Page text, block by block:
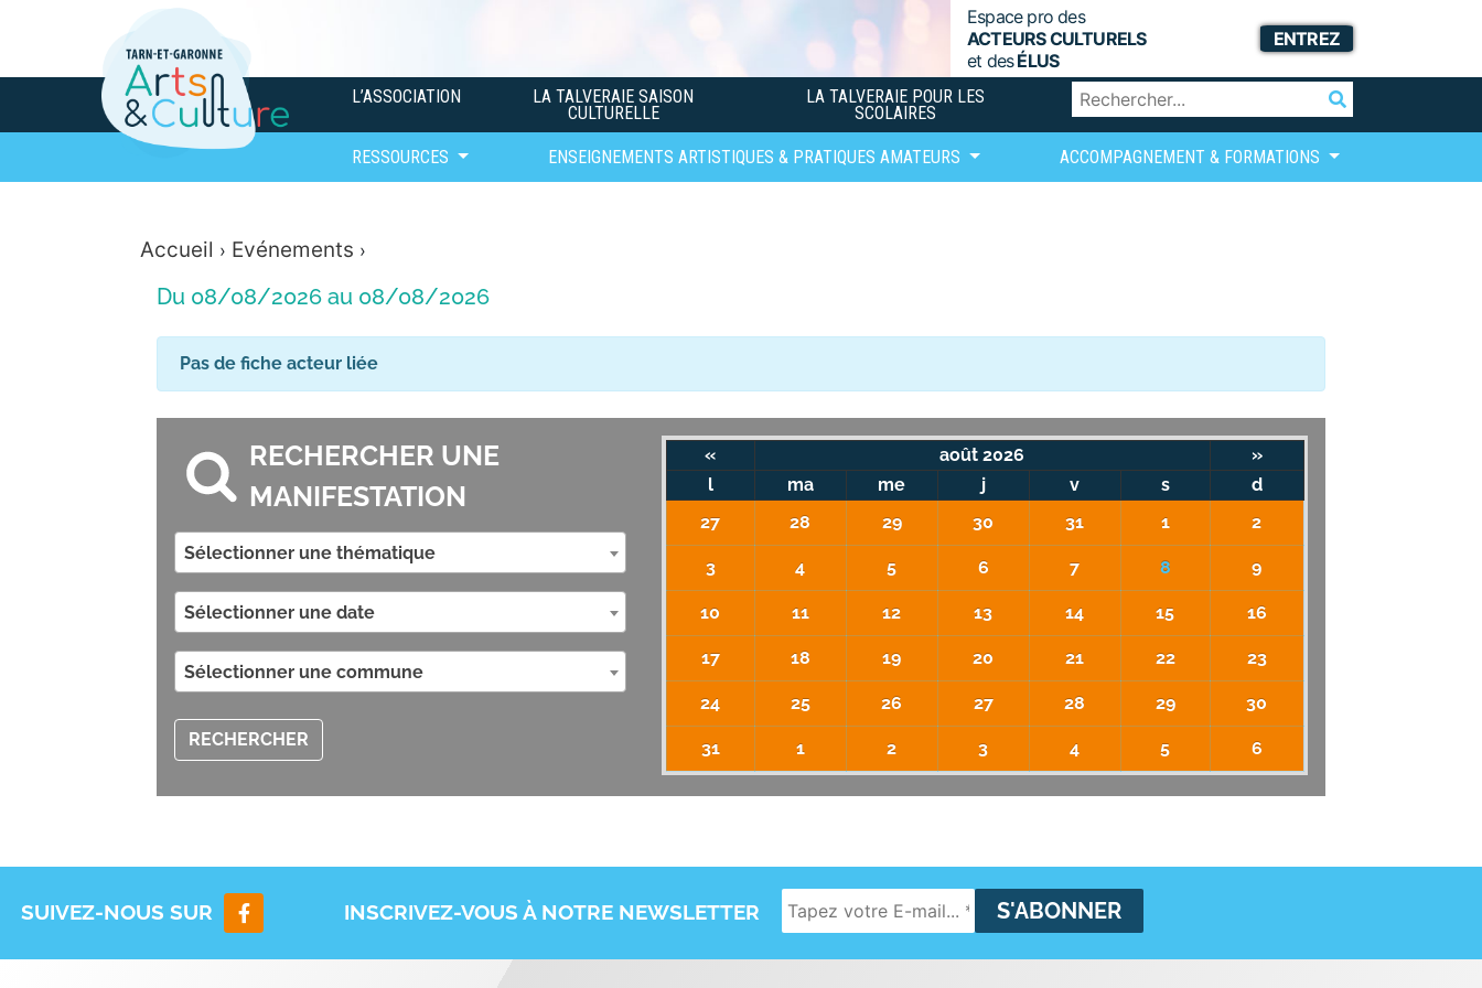
Espace pro des
ACTEURS CULTURELS
et desÉLUS
ENTREZ
L’ASSOCIATION LA TALVERAIE SAISON
CULTURELLE
LA TALVERAIE POUR LES
SCOLAIRES
RESSOURCES ENSEIGNEMENTS ARTISTIQUES & PRATIQUES AMATEURS ACCOMPAGNEMENT & FORMATIONS
Accueil › Evénements ›
Du 08/08/2026 au 08/08/2026
Pas de fiche acteur liée
RECHERCHER UNE
MANIFESTATION
Sélectionner une thématique
Sélectionner une date
Sélectionner une commune
RECHERCHER
« août 2026
»
l
ma me j v s
d
27
28 29 30 31 1 2
3 4 5 6 7 8 9
10 11 12 13 14 15 16
17 18 19 20 21 22 23
24 25 26 27 28 29 30
31 1 2 3 4 5 6
SUIVEZ-NOUS SUR INSCRIVEZ-VOUS À NOTRE NEWSLETTER